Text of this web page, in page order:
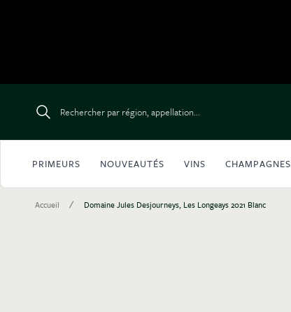
Rechercher par région, appellation...
PRIMEURS NOUVEAUTÉS VINS CHAMPAGNES
Accueil / Domaine Jules Desjourneys, Les Longeays 2021 Blanc